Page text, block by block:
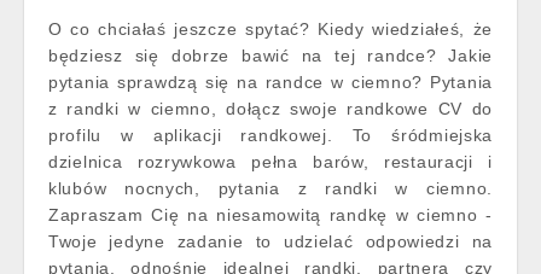
O co chciałaś jeszcze spytać? Kiedy wiedziałeś, że
będziesz się dobrze bawić na tej randce? Jakie
pytania sprawdzą się na randce w ciemno? Pytania
z randki w ciemno, dołącz swoje randkowe CV do
profilu w aplikacji randkowej. To śródmiejska
dzielnica rozrywkowa pełna barów, restauracji i
klubów nocnych, pytania z randki w ciemno.
Zapraszam Cię na niesamowitą randkę w ciemno -
Twoje jedyne zadanie to udzielać odpowiedzi na
pytania, odnośnie idealnej randki, partnera czy